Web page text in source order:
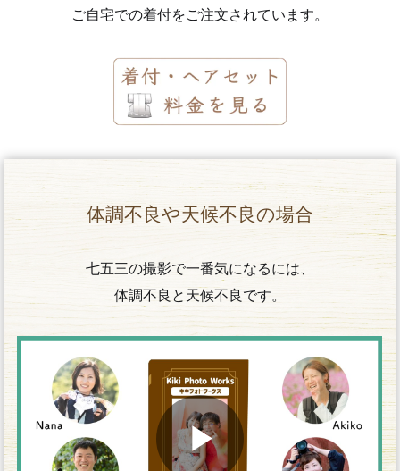
ご自宅での着付をご注文されています。
体調不良や天候不良の場合
七五三の撮影で一番気になるには、
体調不良と天候不良です。